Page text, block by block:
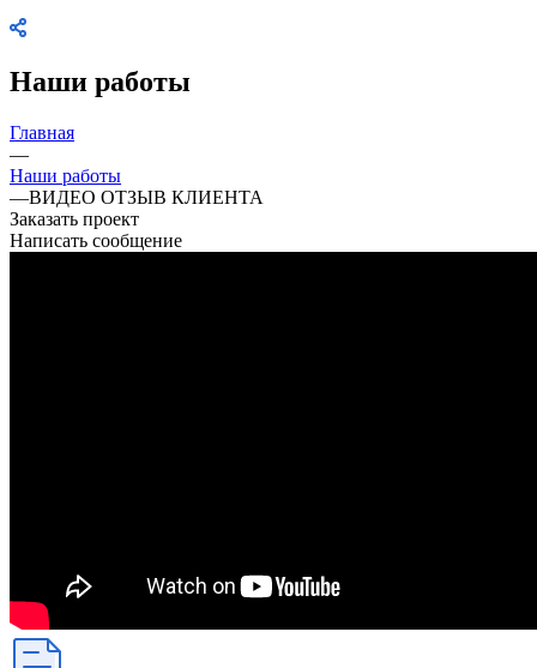
Наши работы
Главная
—
Наши работы
—ВИДЕО ОТЗЫВ КЛИЕНТА
Заказать проект
Написать сообщение